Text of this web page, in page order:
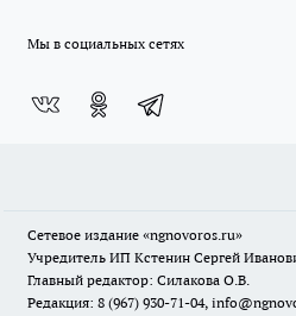
Мы в социальных сетях
Сетевое издание «ngnovoros.ru»
Учредитель ИП Кстенин Сергей
Главный редактор: Силакова О.В.
Редакция: 8 (967) 930-71-04,